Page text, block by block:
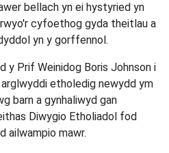
bellach yn ei hystyried yn
cyfoethog gyda theitlau a
yn y gorffennol.
y Prif Weinidog Boris Johnson i
etholedig newydd ym
barn a gynhaliwyd gan
Diwygio Etholiadol fod
ailwampio mawr.